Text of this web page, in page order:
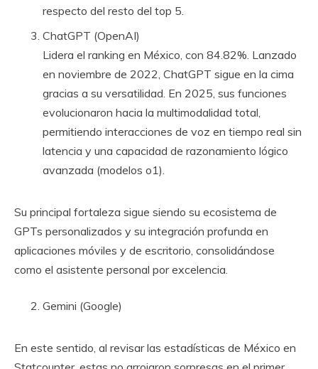
respecto del resto del top 5.
ChatGPT (OpenAI)
Lidera el ranking en México, con 84.82%. Lanzado
en noviembre de 2022, ChatGPT sigue en la cima
gracias a su versatilidad. En 2025, sus funciones
evolucionaron hacia la multimodalidad total,
permitiendo interacciones de voz en tiempo real sin
latencia y una capacidad de razonamiento lógico
avanzada (modelos o1).
Su principal fortaleza sigue siendo su ecosistema de
GPTs personalizados y su integración profunda en
aplicaciones móviles y de escritorio, consolidándose
como el asistente personal por excelencia.
Gemini (Google)
En este sentido, al revisar las estadísticas de México en